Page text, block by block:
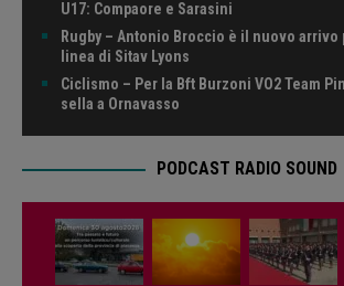
U17: Compaore e Sarasini
Rugby – Antonio Broccio è il nuovo arrivo
linea di Sitav Lyons
Ciclismo – Per la Bft Burzoni VO2 Team
sella a Ornavasso
PODCAST RADIO SOUND